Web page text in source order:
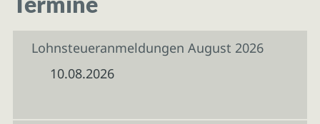
Lohnsteueranmeldungen August 2026
10.08.2026